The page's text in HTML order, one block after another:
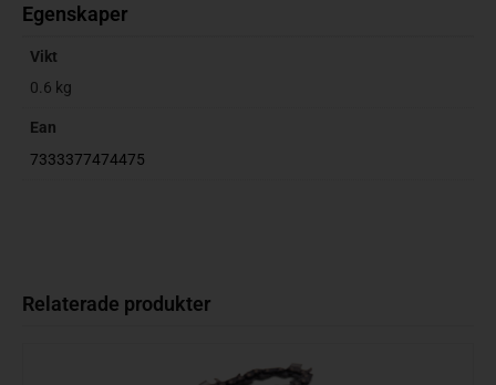
Egenskaper
Vikt
0.6 kg
Ean
7333377474475
Relaterade produkter